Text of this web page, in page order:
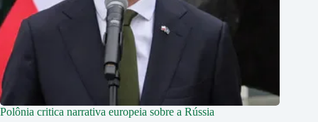
Polônia critica narrativa europeia sobre a Rússia